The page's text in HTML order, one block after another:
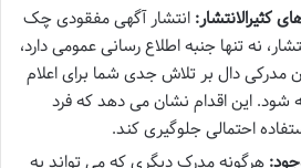
کثیرالانتشار: انتشار آگهی مفقودی چک
نه تنها جنبه اطلاع رسانی عمومی دارد،
مدرکی دال بر تلاش جدی شما برای اعلام
شود. این اقدام نشان می دهد که فرد
احتمالی جلوگیری کند.
هرگونه مدرک دیگری که می تواند به